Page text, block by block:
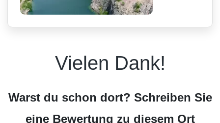
Vielen Dank!
Warst du schon dort? Schreiben Sie
eine Bewertung zu diesem Ort